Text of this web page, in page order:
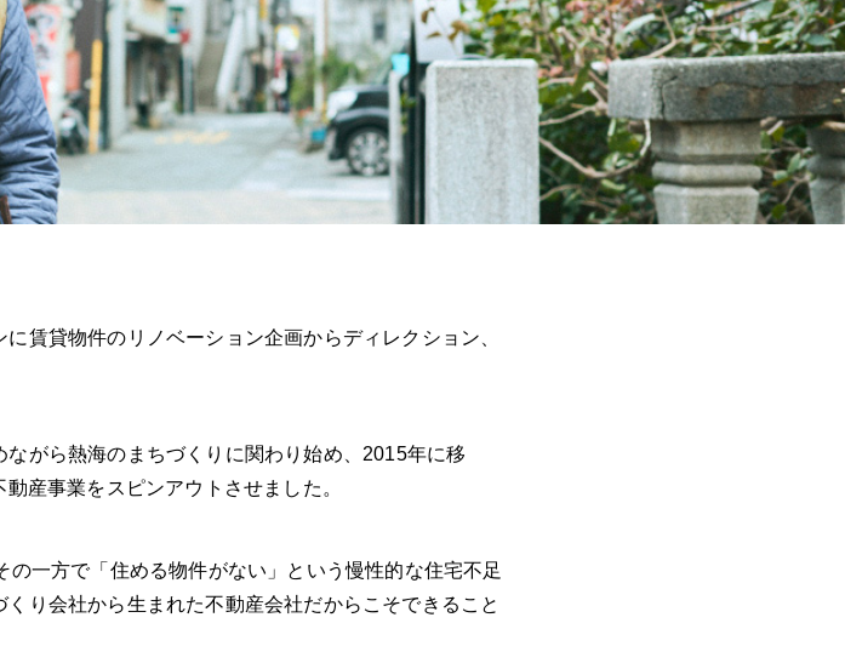
賃貸物件のリノベーション企画からディレクション、
がら熱海のまちづくりに関わり始め、2015年に移
産事業をスピンアウトさせました。
一方で「住める物件がない」という慢性的な住宅不足
り会社から生まれた不動産会社だからこそできること